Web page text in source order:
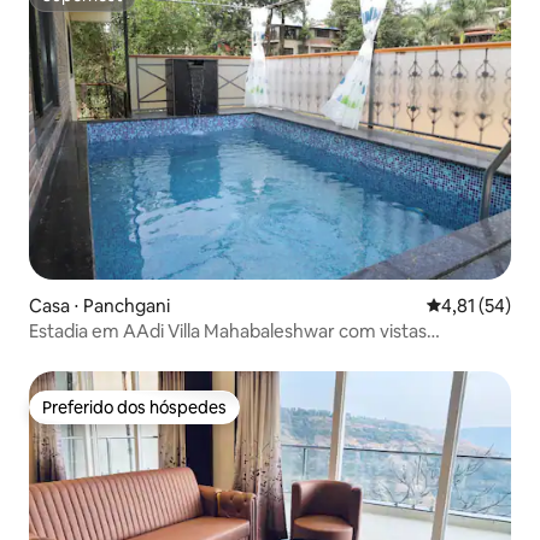
Superhost
Casa ⋅ Panchgani 4,81 de uma
4,81 (54)
Estadia em AAdi Villa Mahabaleshwar com vistas
Preferido dos hóspedes
Preferido dos hóspedes